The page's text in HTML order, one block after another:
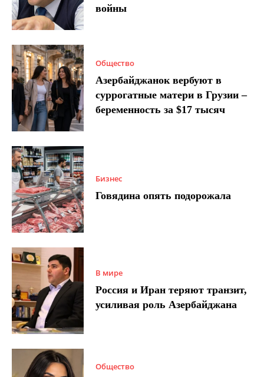
войны
Общество
Азербайджанок вербуют в
суррогатные матери в Грузии –
беременность за $17 тысяч
Бизнес
Говядина опять подорожала
В мире
Россия и Иран теряют транзит,
усиливая роль Азербайджана
Общество